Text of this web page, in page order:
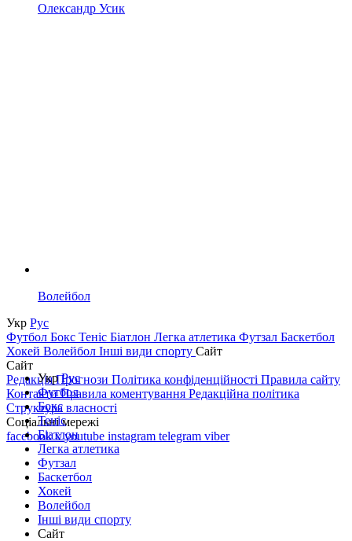
Олександр Усик
Волейбол
Укр Рус
Футбол Бокс Теніс Біатлон Легка атлетика Футзал Баскетбол
Хокей Волейбол Інші види спорту Сайт
Сайт
РедакціяПрогнози Політика конфіденційності Правила сайту
КонтактиПравила коментування Редакційна політика
Структура власності
Соціальні мережі
facebookxyoutube instagram telegram viber
УкрРус
Футбол
Бокс
Теніс
Біатлон
Легка атлетика
Футзал
Баскетбол
Хокей
Волейбол
Інші види спорту
Сайт